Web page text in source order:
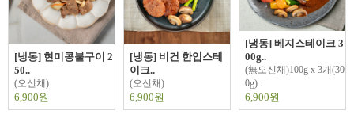
[냉동] 현미콩불구이 2
50..
(오신채)
6,900원
[냉동] 비건 한입스테
이크..
(오신채)
6,900원
[냉동] 베지스테이크 3
00g..
(無오신채)100g x 3개(30
0g)..
6,900원